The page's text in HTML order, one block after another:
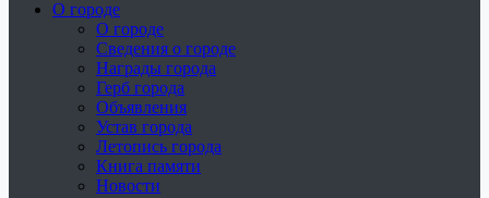
О городе
О городе
Сведения о городе
Награды города
Герб города
Объявления
Устав города
Летопись города
Книга памяти
Новости